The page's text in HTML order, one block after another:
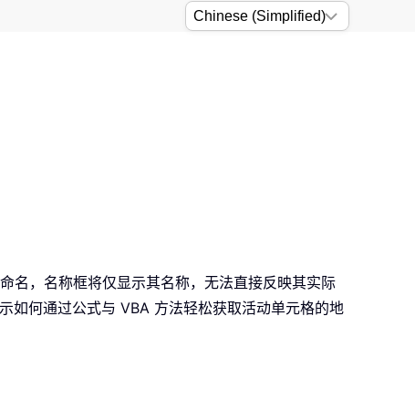
名，名称框将仅显示其名称，无法直接反映其实际
如何通过公式与 VBA 方法轻松获取活动单元格的地